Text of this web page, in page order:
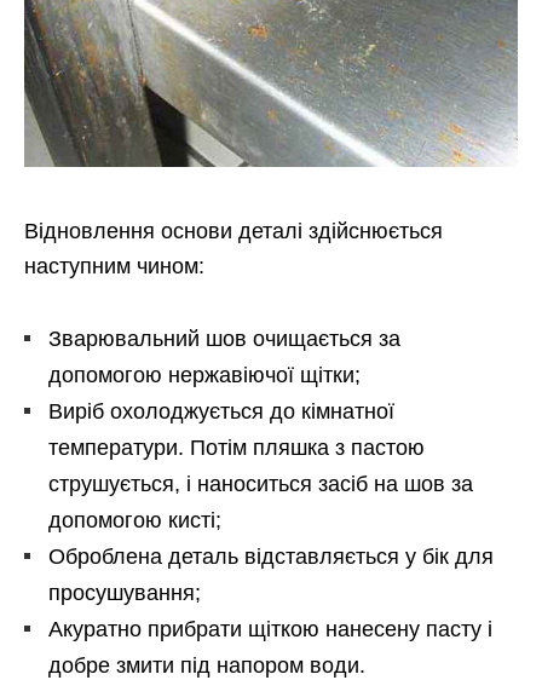
Відновлення основи деталі здійснюється
наступним чином:
Зварювальний шов очищається за
допомогою нержавіючої щітки;
Виріб охолоджується до кімнатної
температури. Потім пляшка з пастою
струшується, і наноситься засіб на шов за
допомогою кисті;
Оброблена деталь відставляється у бік для
просушування;
Акуратно прибрати щіткою нанесену пасту і
добре змити під напором води.